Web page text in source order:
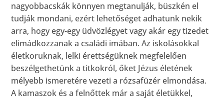
nagyobbacskák könnyen megtanulják, büszkén el
tudják mondani, ezért lehetőséget adhatunk nekik
arra, hogy egy-egy üdvözlégyet vagy akár egy tizedet
elimádkozzanak a családi imában. Az iskolásokkal
életkoruknak, lelki érettségüknek megfelelően
beszélgethetünk a titkokról, őket Jézus életének
mélyebb ismeretére vezeti a rózsafüzér elmondása.
A kamaszok és a felnőttek már a saját életükkel,